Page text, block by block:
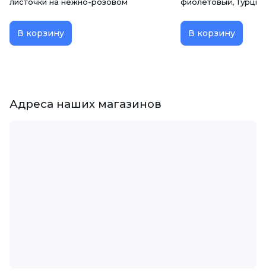
листочки на нежно-розовом
В корзину
фиолетовый,
В корзину
Адреса наших магазинов